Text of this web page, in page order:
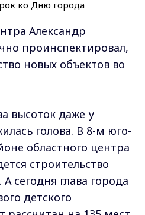
Александр
проинспектировал,
новых объектов во
высоток даже у
голова. В 8-м юго-
областного центра
строительство
сегодня глава города
детского